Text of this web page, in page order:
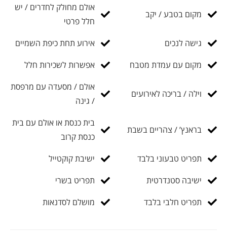
מקום בטבע / יקב
אולם מחולק לחדרים / יש
חלל פרטי
גישה לנכים
אירוע תחת כיפת השמיים
מקום עם עמדת מטבח
אפשרות לשכירות חלל
וילה / בריכה לאירועים
אולם / מסעדה עם מרפסת
/ גינה
בראנץ’ / צהריים בשבת
בית כנסת או אולם עם בית
כנסת קרוב
תפריט טבעוני בלבד
ישיבת קוקטייל
ישיבה סטנדרטית
תפריט בשרי
תפריט חלבי בלבד
מושלם לסדנאות